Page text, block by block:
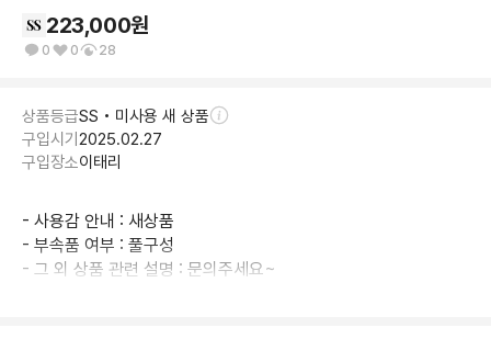
223,000원
0 0 28
상품등급SS • 미사용 새 상품
구입시기 2025.02.27
구입장소이태리
- 사용감 안내 : 새상품
- 부속품 여부 : 풀구성
- 그 외 상품 관련 설명 : 문의주세요~